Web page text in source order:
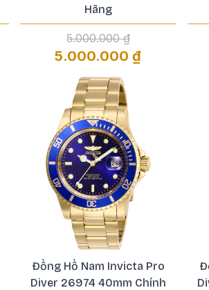
Hãng
5.000.000 ₫
5.000.000 ₫
Đồng Hồ Nam Invicta Pro
Diver 26974 40mm Chính